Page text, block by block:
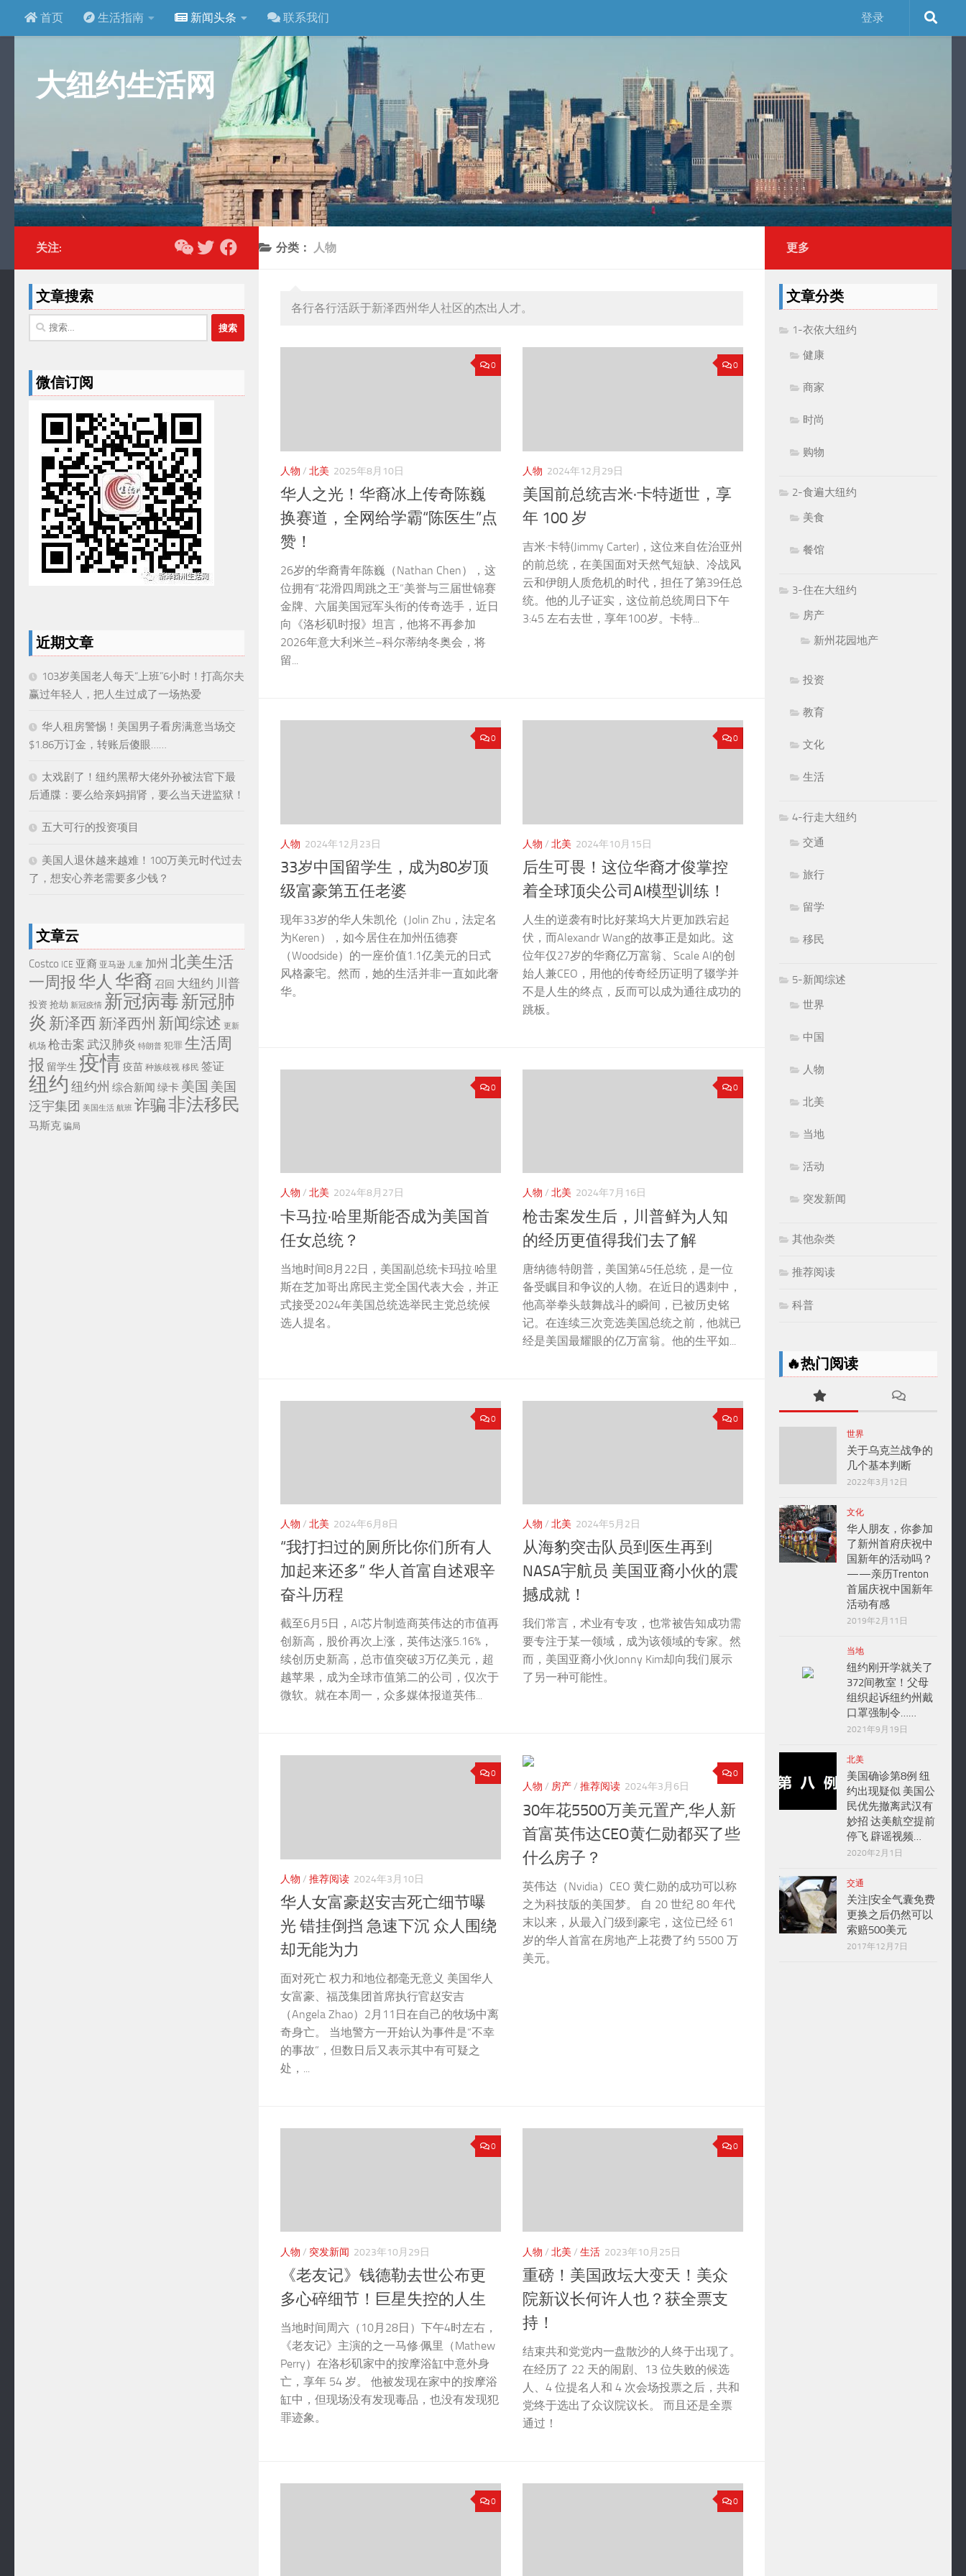
跳至内容
首页 生活指南 新闻头条 联系我们 登录
大纽约生活网
分类： 人物
各行各行活跃于新泽西州华人社区的杰出人才。
0
人物 / 北美 2025年8月10日
华人之光！华裔冰上传奇陈巍
换赛道，全网给学霸“陈医生”点
赞！
26岁的华裔青年陈巍（Nathan Chen），这
位拥有“花滑四周跳之王”美誉与三届世锦赛
金牌、六届美国冠军头衔的传奇选手，近日
向《洛杉矶时报》坦言，他将不再参加
2026年意大利米兰–科尔蒂纳冬奥会，将
留...
0
人物 2024年12月29日
美国前总统吉米·卡特逝世，享
年 100 岁
吉米·卡特(Jimmy Carter)，这位来自佐治亚州
的前总统，在美国面对天然气短缺、冷战风
云和伊朗人质危机的时代，担任了第39任总
统。他的儿子证实，这位前总统周日下午
3:45 左右去世，享年100岁。卡特...
0
人物 2024年12月23日
33岁中国留学生，成为80岁顶
级富豪第五任老婆
现年33岁的华人朱凯伦（Jolin Zhu，法定名
为Keren），如今居住在加州伍德赛
（Woodside）的一座价值1.1亿美元的日式
风格豪宅。然而，她的生活并非一直如此奢
华。
0
人物 / 北美 2024年10月15日
后生可畏！这位华裔才俊掌控
着全球顶尖公司AI模型训练！
人生的逆袭有时比好莱坞大片更加跌宕起
伏，而Alexandr Wang的故事正是如此。这
位年仅27岁的华裔亿万富翁、Scale AI的创
始人兼CEO，用他的传奇经历证明了辍学并
不是人生的终点，反而可以成为通往成功的
跳板。
0
人物 / 北美 2024年8月27日
卡马拉·哈里斯能否成为美国首
任女总统？
当地时间8月22日，美国副总统卡玛拉·哈里
斯在芝加哥出席民主党全国代表大会，并正
式接受2024年美国总统选举民主党总统候
选人提名。
0
人物 / 北美 2024年7月16日
枪击案发生后，川普鲜为人知
的经历更值得我们去了解
唐纳德·特朗普，美国第45任总统，是一位
备受瞩目和争议的人物。在近日的遇刺中，
他高举拳头鼓舞战斗的瞬间，已被历史铭
记。在连续三次竞选美国总统之前，他就已
经是美国最耀眼的亿万富翁。他的生平如...
0
人物 / 北美 2024年6月8日
“我打扫过的厕所比你们所有人
加起来还多” 华人首富自述艰辛
奋斗历程
截至6月5日，AI芯片制造商英伟达的市值再
创新高，股价再次上涨，英伟达涨5.16%，
续创历史新高，总市值突破3万亿美元，超
越苹果，成为全球市值第二的公司，仅次于
微软。就在本周一，众多媒体报道英伟...
0
人物 / 北美 2024年5月2日
从海豹突击队员到医生再到
NASA宇航员 美国亚裔小伙的震
撼成就！
我们常言，术业有专攻，也常被告知成功需
要专注于某一领域，成为该领域的专家。然
而，美国亚裔小伙Jonny Kim却向我们展示
了另一种可能性。
0
人物 / 推荐阅读 2024年3月10日
华人女富豪赵安吉死亡细节曝
光 错挂倒挡 急速下沉 众人围绕
却无能为力
面对死亡 权力和地位都毫无意义 美国华人
女富豪、福茂集团首席执行官赵安吉
（Angela Zhao）2月11日在自己的牧场中离
奇身亡。 当地警方一开始认为事件是“不幸
的事故”，但数日后又表示其中有可疑之
处，...
0
人物 / 房产/ 推荐阅读 2024年3月6日
30年花5500万美元置产,华人新
首富英伟达CEO黄仁勋都买了些
什么房子？
英伟达（Nvidia）CEO 黄仁勋的成功可以称
之为科技版的美国梦。 自 20 世纪 80 年代
末以来，从最入门级到豪宅，这位已经 61
岁的华人首富在房地产上花费了约 5500 万
美元。
0
人物 / 突发新闻 2023年10月29日
《老友记》钱德勒去世公布更
多心碎细节！巨星失控的人生
当地时间周六（10月28日）下午4时左右，
《老友记》主演的之一马修·佩里（Mathew
Perry）在洛杉矶家中的按摩浴缸中意外身
亡，享年 54 岁。 他被发现在家中的按摩浴
缸中，但现场没有发现毒品，也没有发现犯
罪迹象。
0
人物 / 北美 / 生活 2023年10月25日
重磅！美国政坛大变天！美众
院新议长何许人也？获全票支
持！
结束共和党党内一盘散沙的人终于出现了。
在经历了 22 天的闹剧、13 位失败的候选
人、4 位提名人和 4 次会场投票之后，共和
党终于选出了众议院议长。 而且还是全票
通过！
0 0
关注:
文章搜索
搜
索：
微信订阅
近期文章
103岁美国老人每天“上班”6小时！打高尔夫
赢过年轻人，把人生过成了一场热爱
华人租房警惕！美国男子看房满意当场交
$1.86万订金，转账后傻眼……
太戏剧了！纽约黑帮大佬外孙被法官下最
后通牒：要么给亲妈捐肾，要么当天进监狱！
五大可行的投资项目
美国人退休越来越难！100万美元时代过去
了，想安心养老需要多少钱？
文章云
Costco ICE 亚裔 亚马逊 儿童 加州 北美生活
一周报 华人 华裔 召回 大纽约 川普
投资 抢劫 新冠疫情 新冠病毒新冠肺
炎 新泽西 新泽西州 新闻综述 更新
机场 枪击案 武汉肺炎 特朗普 犯罪 生活周
报 留学生 疫情 疫苗 种族歧视 移民 签证
纽约 纽约州 综合新闻 绿卡 美国 美国
泛宇集团 美国生活 航班 诈骗非法移民
马斯克 骗局
更多
文章分类
1-衣依大纽约
健康
商家
时尚
购物
2-食遍大纽约
美食
餐馆
3-住在大纽约
房产
新州花园地产
投资
教育
文化
生活
4-行走大纽约
交通
旅行
留学
移民
5-新闻综述
世界
中国
人物
北美
当地
活动
突发新闻
其他杂类
推荐阅读
科普
🔥热门阅读
世界
关于乌克兰战争的
几个基本判断
2022年3月12日
文化
华人朋友，你参加
了新州首府庆祝中
国新年的活动吗？
——亲历Trenton
首届庆祝中国新年
活动有感
2019年2月11日
当地
纽约刚开学就关了
372间教室！父母
组织起诉纽约州戴
口罩强制令……
2021年9月19日
北美
美国确诊第8例 纽
约出现疑似 美国公
民优先撤离武汉有
妙招 达美航空提前
停飞 辟谣视频…
2020年2月1日
交通
关注|安全气囊免费
更换之后仍然可以
索赔500美元
2017年12月7日